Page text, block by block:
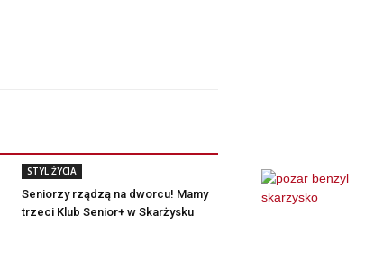
STYL ŻYCIA
Seniorzy rządzą na dworcu! Mamy
trzeci Klub Senior+ w Skarżysku